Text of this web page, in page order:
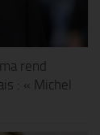
rend
: « Michel